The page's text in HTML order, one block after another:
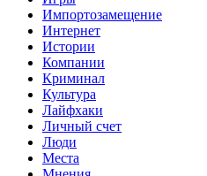
Импортозамещение
Интернет
Истории
Компании
Криминал
Культура
Лайфхаки
Личный счет
Люди
Места